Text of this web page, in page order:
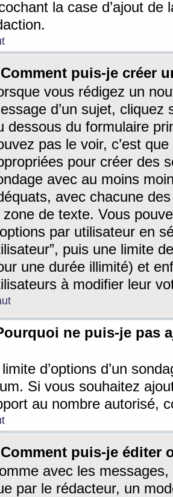
la case d’ajout
puis-je créer
vous rédigez un
d’un sujet, cliquez
dessous du formulaire
pas le voir, c’est
pour créer des
avec au moins
avec chacune
zone de texte. Vous
par utilisateur en
puis une limite
une durée illimité) et
à modifier leur
ne puis-je pas
d’options d’un
Si vous souhaitez
au nombre autorisé,
puis-je éditer
avec les
par le rédacteur, un